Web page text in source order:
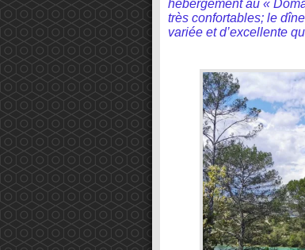
hébergement au «
très confortables; le
variée et d’excellente